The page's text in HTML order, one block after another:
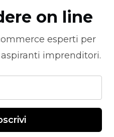
on line
esperti per
imprenditori.